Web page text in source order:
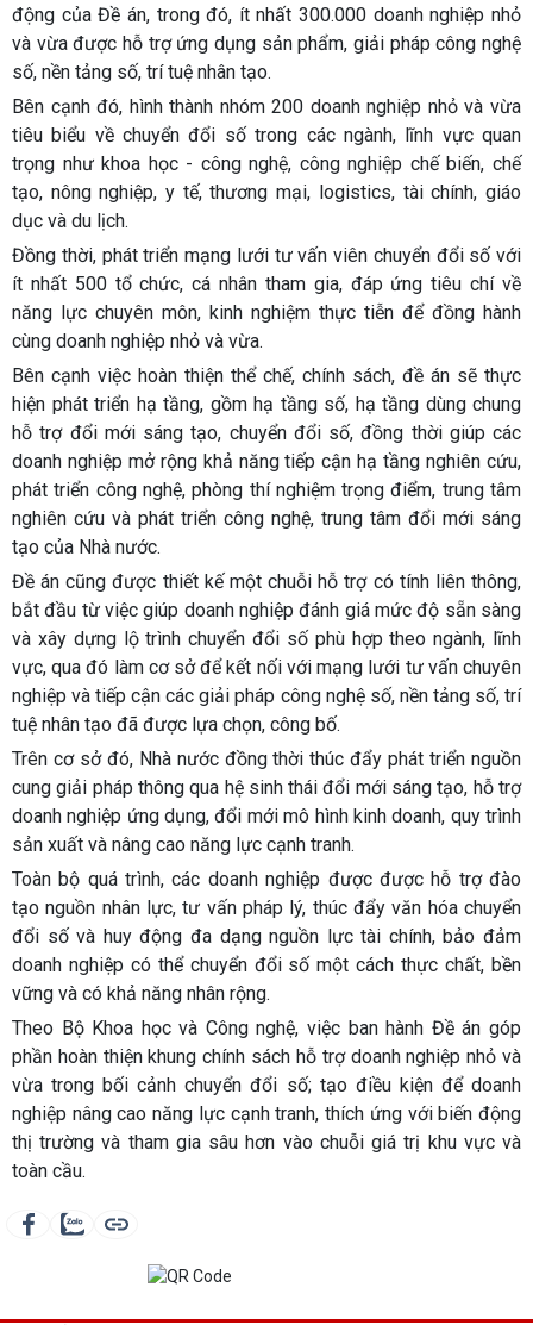
động của Đề án, trong đó, ít nhất 300.000 doanh nghiệp nhỏ
và vừa được hỗ trợ ứng dụng sản phẩm, giải pháp công nghệ
số, nền tảng số, trí tuệ nhân tạo.
Bên cạnh đó, hình thành nhóm 200 doanh nghiệp nhỏ và vừa
tiêu biểu về chuyển đổi số trong các ngành, lĩnh vực quan
trọng như khoa học - công nghệ, công nghiệp chế biến, chế
tạo, nông nghiệp, y tế, thương mại, logistics, tài chính, giáo
dục và du lịch.
Đồng thời, phát triển mạng lưới tư vấn viên chuyển đổi số với
ít nhất 500 tổ chức, cá nhân tham gia, đáp ứng tiêu chí về
năng lực chuyên môn, kinh nghiệm thực tiễn để đồng hành
cùng doanh nghiệp nhỏ và vừa.
Bên cạnh việc hoàn thiện thể chế, chính sách, đề án sẽ thực
hiện phát triển hạ tầng, gồm hạ tầng số, hạ tầng dùng chung
hỗ trợ đổi mới sáng tạo, chuyển đổi số, đồng thời giúp các
doanh nghiệp mở rộng khả năng tiếp cận hạ tầng nghiên cứu,
phát triển công nghệ, phòng thí nghiệm trọng điểm, trung tâm
nghiên cứu và phát triển công nghệ, trung tâm đổi mới sáng
tạo của Nhà nước.
Đề án cũng được thiết kế một chuỗi hỗ trợ có tính liên thông,
bắt đầu từ việc giúp doanh nghiệp đánh giá mức độ sẵn sàng
và xây dựng lộ trình chuyển đổi số phù hợp theo ngành, lĩnh
vực, qua đó làm cơ sở để kết nối với mạng lưới tư vấn chuyên
nghiệp và tiếp cận các giải pháp công nghệ số, nền tảng số, trí
tuệ nhân tạo đã được lựa chọn, công bố.
Trên cơ sở đó, Nhà nước đồng thời thúc đẩy phát triển nguồn
cung giải pháp thông qua hệ sinh thái đổi mới sáng tạo, hỗ trợ
doanh nghiệp ứng dụng, đổi mới mô hình kinh doanh, quy trình
sản xuất và nâng cao năng lực cạnh tranh.
Toàn bộ quá trình, các doanh nghiệp được được hỗ trợ đào
tạo nguồn nhân lực, tư vấn pháp lý, thúc đẩy văn hóa chuyển
đổi số và huy động đa dạng nguồn lực tài chính, bảo đảm
doanh nghiệp có thể chuyển đổi số một cách thực chất, bền
vững và có khả năng nhân rộng.
Theo Bộ Khoa học và Công nghệ, việc ban hành Đề án góp
phần hoàn thiện khung chính sách hỗ trợ doanh nghiệp nhỏ và
vừa trong bối cảnh chuyển đổi số; tạo điều kiện để doanh
nghiệp nâng cao năng lực cạnh tranh, thích ứng với biến động
thị trường và tham gia sâu hơn vào chuỗi giá trị khu vực và
toàn cầu.